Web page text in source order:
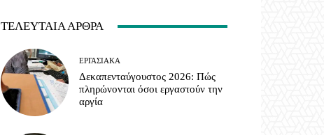
ΤΕΛΕΥΤΑΊΑ ΆΡΘΡΑ
ΕΡΓΑΣΙΑΚΆ
Δεκαπενταύγουστος 2026: Πώς
πληρώνονται όσοι εργαστούν την
αργία